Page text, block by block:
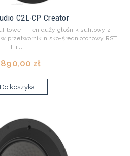
C2L-CP Creator
Ten duży głośnik sufitowy z
przetwornik nisko-średniotonowy RST
II i ...
zł
Do koszyka